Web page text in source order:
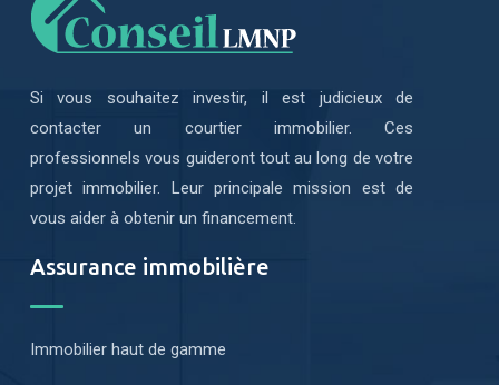
Si vous souhaitez investir, il est judicieux de
contacter un courtier immobilier. Ces
professionnels vous guideront tout au long de votre
projet immobilier. Leur principale mission est de
vous aider à obtenir un financement.
Assurance immobilière
Immobilier haut de gamme